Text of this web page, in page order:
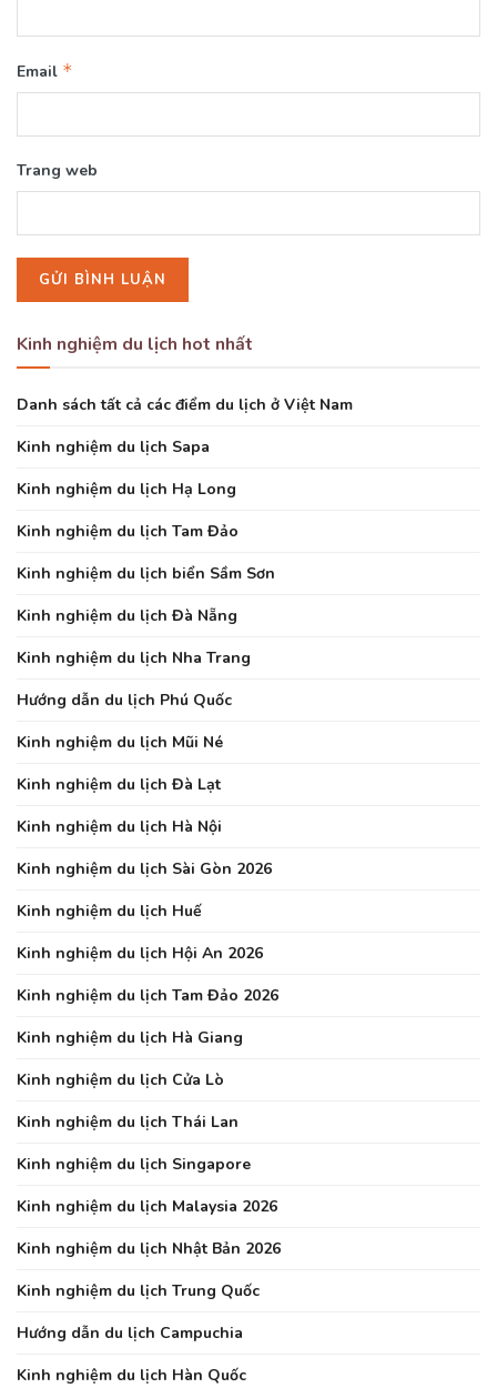
Email *
Trang web
Kinh nghiệm du lịch hot nhất
Danh sách tất cả các điểm du lịch ở Việt Nam
Kinh nghiệm du lịch Sapa
Kinh nghiệm du lịch Hạ Long
Kinh nghiệm du lịch Tam Đảo
Kinh nghiệm du lịch biển Sầm Sơn
Kinh nghiệm du lịch Đà Nẵng
Kinh nghiệm du lịch Nha Trang
Hướng dẫn du lịch Phú Quốc
Kinh nghiệm du lịch Mũi Né
Kinh nghiệm du lịch Đà Lạt
Kinh nghiệm du lịch Hà Nội
Kinh nghiệm du lịch Sài Gòn 2026
Kinh nghiệm du lịch Huế
Kinh nghiệm du lịch Hội An 2026
Kinh nghiệm du lịch Tam Đảo 2026
Kinh nghiệm du lịch Hà Giang
Kinh nghiệm du lịch Cửa Lò
Kinh nghiệm du lịch Thái Lan
Kinh nghiệm du lịch Singapore
Kinh nghiệm du lịch Malaysia 2026
Kinh nghiệm du lịch Nhật Bản 2026
Kinh nghiệm du lịch Trung Quốc
Hướng dẫn du lịch Campuchia
Kinh nghiệm du lịch Hàn Quốc